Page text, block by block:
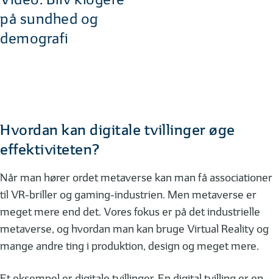
på sundhed og
demografi
Hvordan kan digitale tvillinger øge
effektiviteten?
Når man hører ordet metaverse kan man få associationer
til VR-briller og gaming-industrien. Men metaverse er
meget mere end det. Vores fokus er på det industrielle
metaverse, og hvordan man kan bruge Virtual Reality og
mange andre ting i produktion, design og meget mere.